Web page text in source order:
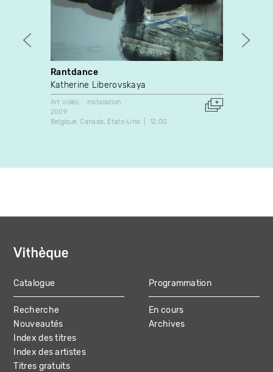
Rantdance
Katherine Liberovskaya
Art vidéo
Installation
2009
Belgique Canada États-Unis 12:00
MAIN
NAVIGATION
Catalogue
Recherche
Nouveautés
Index des titres
Index des artistes
Titres gratuits
Programmation
En cours
Archives